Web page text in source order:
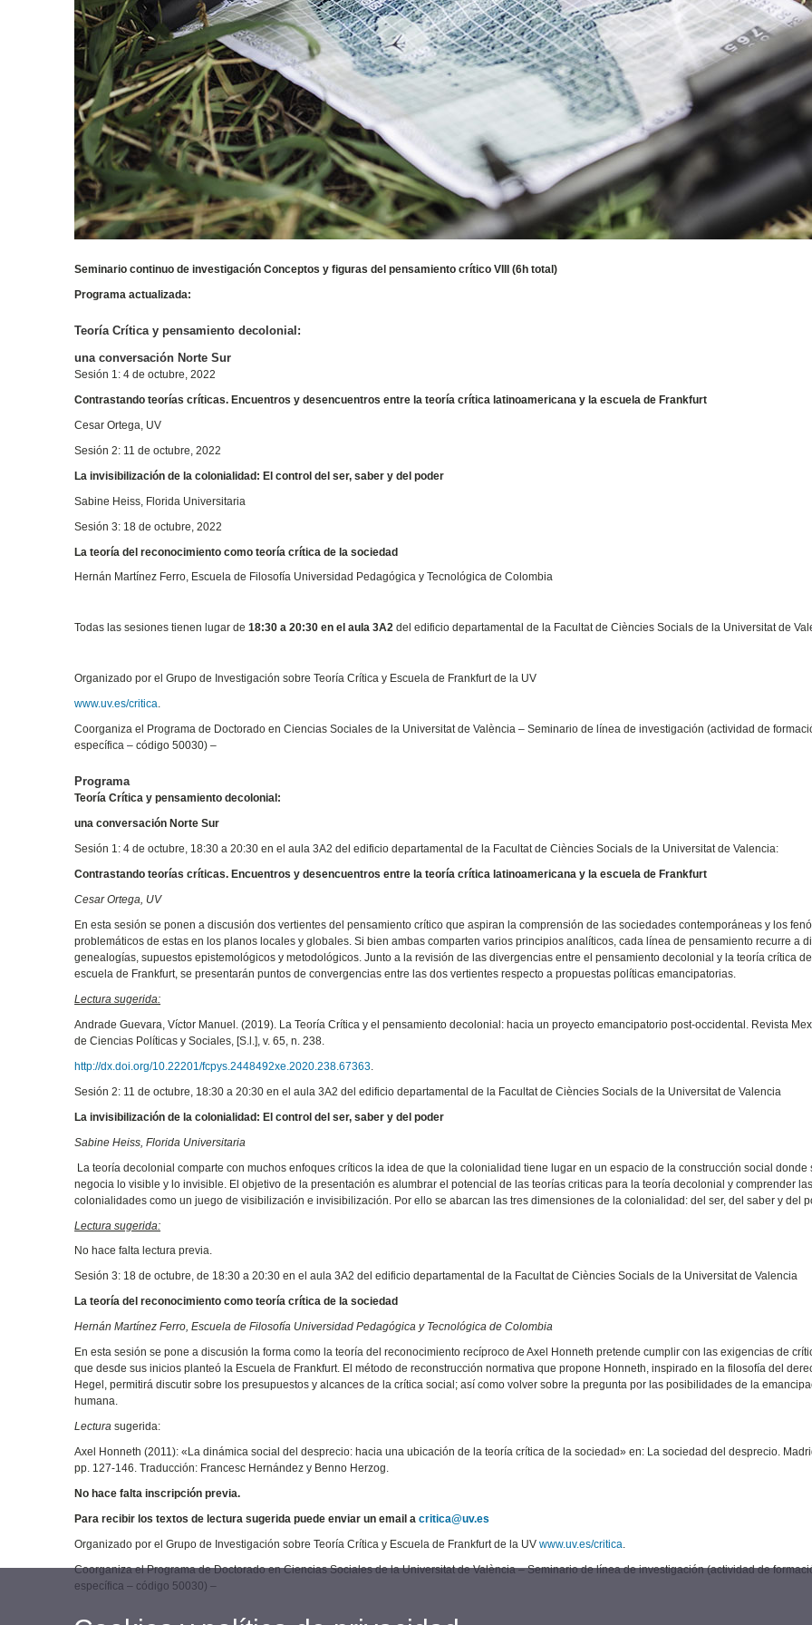
Seminario continuo de investigación Conceptos y figuras del pensamiento crítico VIII (6h total)
Programa actualizada:
Teoría Crítica y pensamiento decolonial:
una conversación Norte Sur
Sesión 1: 4 de octubre, 2022
Contrastando teorías críticas. Encuentros y desencuentros entre la teoría crítica latinoamericana y la escuela de Frankfurt
Cesar Ortega, UV
Sesión 2: 11 de octubre, 2022
La invisibilización de la colonialidad: El control del ser, saber y del poder
Sabine Heiss, Florida Universitaria
Sesión 3: 18 de octubre, 2022
La teoría del reconocimiento como teoría crítica de la sociedad
Hernán Martínez Ferro, Escuela de Filosofía Universidad Pedagógica y Tecnológica de Colombia
Todas las sesiones tienen lugar de18:30 a 20:30 en el aula 3A2 del edificio departamental de la Facultat de Ciències Socials de la Universitat de
Organizado por el Grupo de Investigación sobre Teoría Crítica y Escuela de Frankfurt de la UV
www.uv.es/critica.
Coorganiza el Programa de Doctorado en Ciencias Sociales de la Universitat de València – Seminario de línea de investigación (actividad de
específica – código 50030) –
Programa
Teoría Crítica y pensamiento decolonial:
una conversación Norte Sur
Sesión 1: 4 de octubre, 18:30 a 20:30 en el aula 3A2 del edificio departamental de la Facultat de Ciències Socials de la Universitat de Valencia:
Contrastando teorías críticas. Encuentros y desencuentros entre la teoría crítica latinoamericana y la escuela de Frankfurt
Cesar Ortega, UV
En esta sesión se ponen a discusión dos vertientes del pensamiento crítico que aspiran la comprensión de las sociedades contemporáneas y los
problemáticos de estas en los planos locales y globales. Si bien ambas comparten varios principios analíticos, cada línea de pensamiento recurre a
genealogías, supuestos epistemológicos y metodológicos. Junto a la revisión de las divergencias entre el pensamiento decolonial y la teoría crítica
escuela de Frankfurt, se presentarán puntos de convergencias entre las dos vertientes respecto a propuestas políticas emancipatorias.
Lectura sugerida:
Andrade Guevara, Víctor Manuel. (2019). La Teoría Crítica y el pensamiento decolonial: hacia un proyecto emancipatorio post-occidental. Revista
de Ciencias Políticas y Sociales, [S.l.], v. 65, n. 238.
http://dx.doi.org/10.22201/fcpys.2448492xe.2020.238.67363
Sesión 2: 11 de octubre, 18:30 a 20:30 en el aula 3A2 del edificio departamental de la Facultat de Ciències Socials de la Universitat de Valencia
La invisibilización de la colonialidad: El control del ser, saber y del poder
Sabine Heiss, Florida Universitaria
La teoría decolonial comparte con muchos enfoques críticos la idea de que la colonialidad tiene lugar en un espacio de la construcción social donde
negocia lo visible y lo invisible. El objetivo de la presentación es alumbrar el potencial de las teorías criticas para la teoría decolonial y comprender las
colonialidades como un juego de visibilización e invisibilización. Por ello se abarcan las tres dimensiones de la colonialidad: del ser, del saber y del
Lectura sugerida:
No hace falta lectura previa.
Sesión 3: 18 de octubre, de 18:30 a 20:30 en el aula 3A2 del edificio departamental de la Facultat de Ciències Socials de la Universitat de Valencia
La teoría del reconocimiento como teoría crítica de la sociedad
Hernán Martínez Ferro, Escuela de Filosofía Universidad Pedagógica y Tecnológica de Colombia
En esta sesión se pone a discusión la forma como la teoría del reconocimiento recíproco de Axel Honneth pretende cumplir con las exigencias de
que desde sus inicios planteó la Escuela de Frankfurt. El método de reconstrucción normativa que propone Honneth, inspirado en la filosofía del
Hegel, permitirá discutir sobre los presupuestos y alcances de la crítica social; así como volver sobre la pregunta por las posibilidades de la
humana.
Lecturasugerida:
Axel Honneth (2011): «La dinámica social del desprecio: hacia una ubicación de la teoría crítica de la sociedad» en: La sociedad del desprecio.
pp. 127-146. Traducción: Francesc Hernández y Benno Herzog.
No hace falta inscripción previa.
Para recibir los textos de lectura sugerida puede enviar un email acritica@uv.es
Organizado por el Grupo de Investigación sobre Teoría Crítica y Escuela de Frankfurt de la UVwww.uv.es/critica.
Coorganiza el Programa de Doctorado en Ciencias Sociales de la Universitat de València – Seminario de línea de investigación (actividad de
específica – código 50030) –